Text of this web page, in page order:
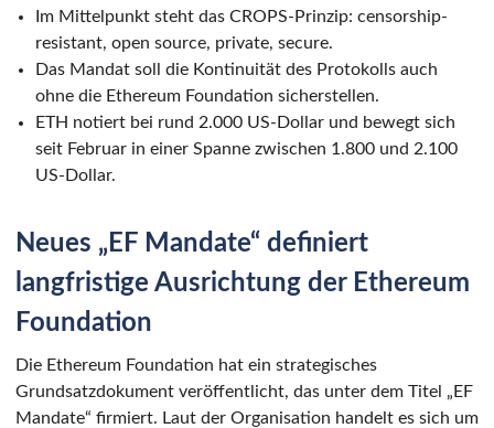
Im Mittelpunkt steht das CROPS-Prinzip: censorship-
resistant, open source, private, secure.
Das Mandat soll die Kontinuität des Protokolls auch
ohne die Ethereum Foundation sicherstellen.
ETH notiert bei rund 2.000 US-Dollar und bewegt sich
seit Februar in einer Spanne zwischen 1.800 und 2.100
US-Dollar.
Neues „EF Mandate“ definiert
langfristige Ausrichtung der Ethereum
Foundation
Die Ethereum Foundation hat ein strategisches
Grundsatzdokument veröffentlicht, das unter dem Titel „EF
Mandate“ firmiert. Laut der Organisation handelt es sich um